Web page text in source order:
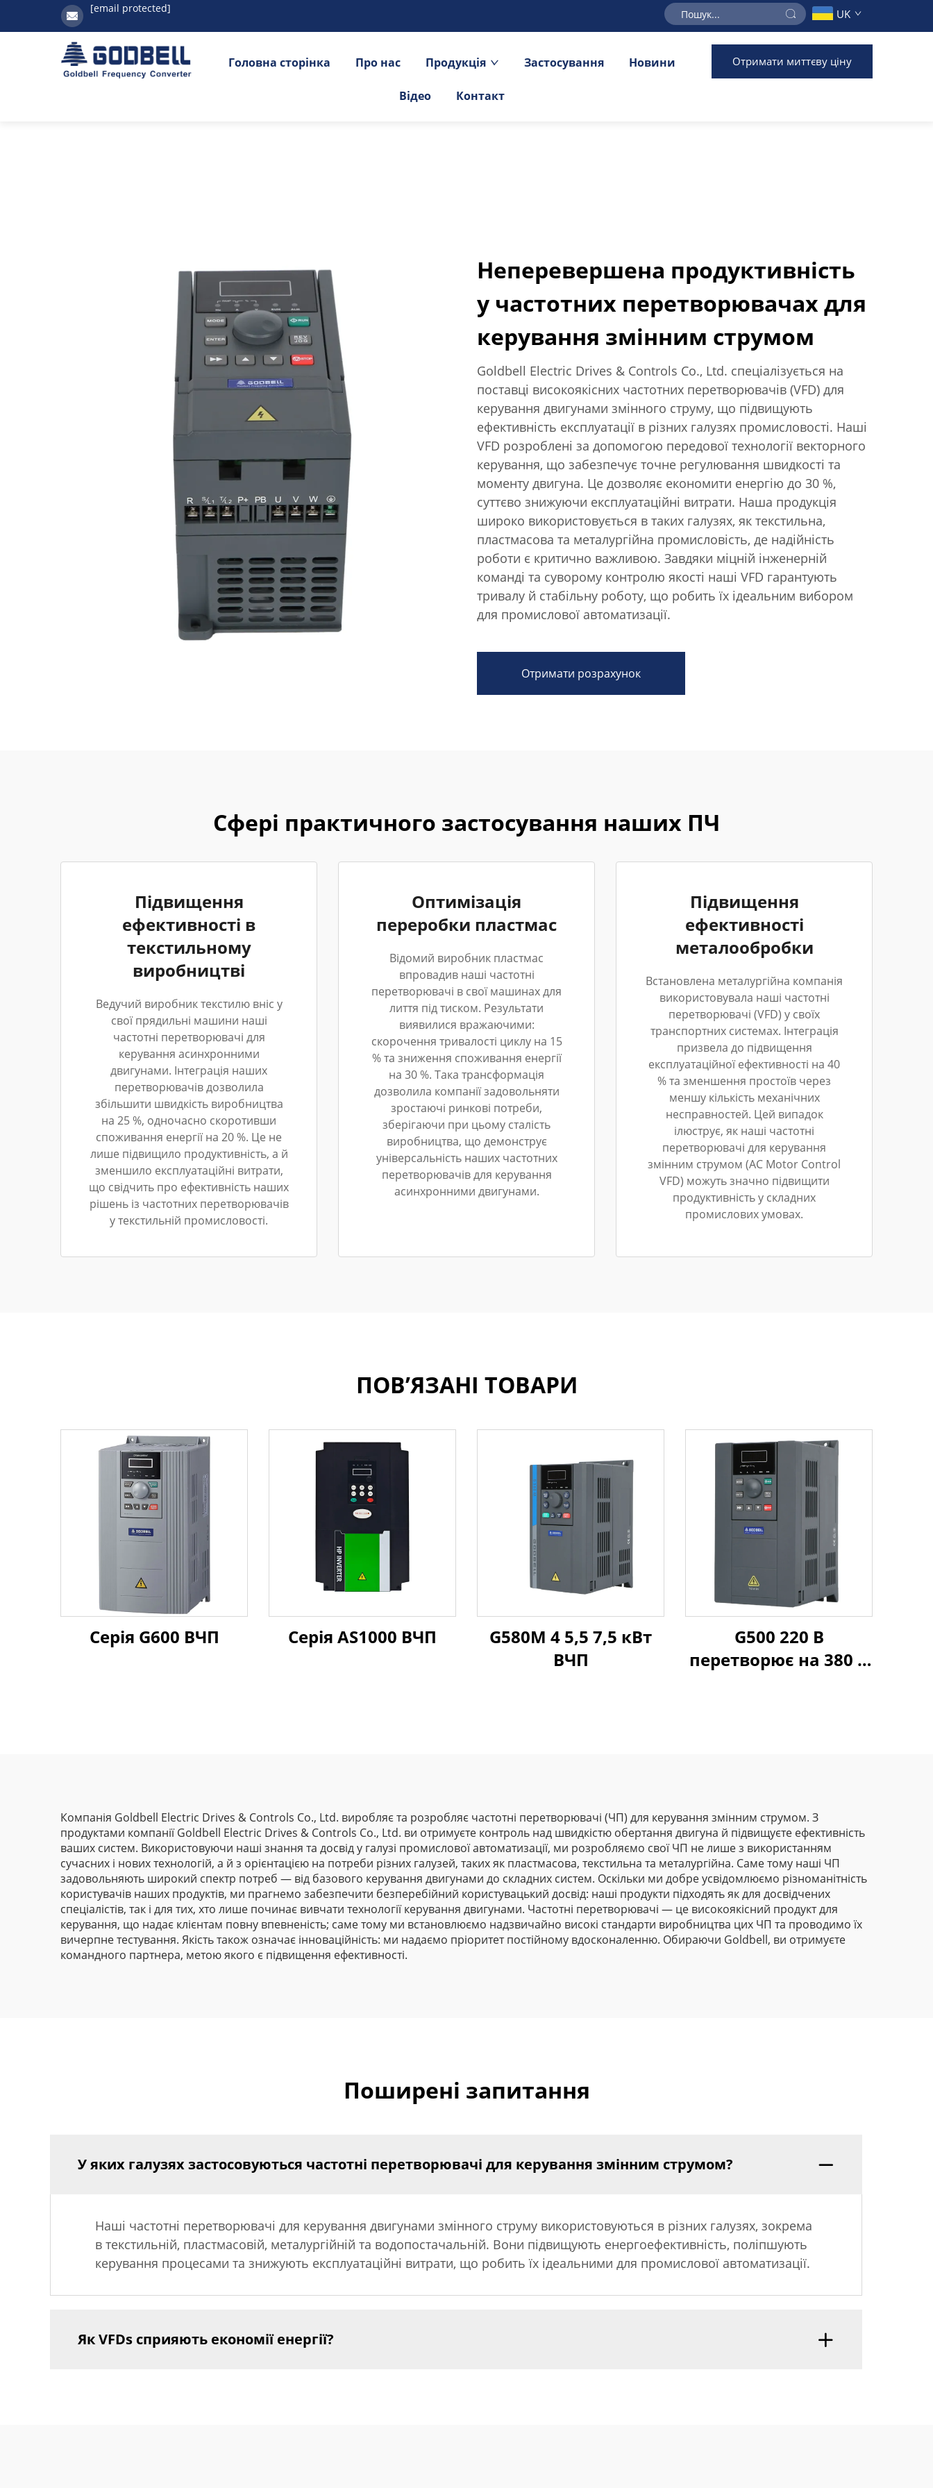
[email protected] UK
Головна сторінка Про нас Продукція Застосування Новини
Відео Контакт
Отримати миттєву ціну
Неперевершена продуктивність
у частотних перетворювачах для
керування змінним струмом
Goldbell Electric Drives & Controls Co., Ltd. спеціалізується на
поставці високоякісних частотних перетворювачів (VFD) для
керування двигунами змінного струму, що підвищують
ефективність експлуатації в різних галузях промисловості. Наші
VFD розроблені за допомогою передової технології векторного
керування, що забезпечує точне регулювання швидкості та
моменту двигуна. Це дозволяє економити енергію до 30 %,
суттєво знижуючи експлуатаційні витрати. Наша продукція
широко використовується в таких галузях, як текстильна,
пластмасова та металургійна промисловість, де надійність
роботи є критично важливою. Завдяки міцній інженерній
команді та суворому контролю якості наші VFD гарантують
тривалу й стабільну роботу, що робить їх ідеальним вибором
для промислової автоматизації.
Отримати розрахунок
Сфері практичного застосування наших ПЧ
Підвищення
ефективності в
текстильному
виробництві
Ведучий виробник текстилю вніс у
свої прядильні машини наші
частотні перетворювачі для
керування асинхронними
двигунами. Інтеграція наших
перетворювачів дозволила
збільшити швидкість виробництва
на 25 %, одночасно скоротивши
споживання енергії на 20 %. Це не
лише підвищило продуктивність, а й
зменшило експлуатаційні витрати,
що свідчить про ефективність наших
рішень із частотних перетворювачів
у текстильній промисловості.
Оптимізація
переробки пластмас
Відомий виробник пластмас
впровадив наші частотні
перетворювачі в свої машинах для
лиття під тиском. Результати
виявилися вражаючими:
скорочення тривалості циклу на 15
% та зниження споживання енергії
на 30 %. Така трансформація
дозволила компанії задовольняти
зростаючі ринкові потреби,
зберігаючи при цьому сталість
виробництва, що демонструє
універсальність наших частотних
перетворювачів для керування
асинхронними двигунами.
Підвищення
ефективності
металообробки
Встановлена металургійна компанія
використовувала наші частотні
перетворювачі (VFD) у своїх
транспортних системах. Інтеграція
призвела до підвищення
експлуатаційної ефективності на 40
% та зменшення простоїв через
меншу кількість механічних
несправностей. Цей випадок
ілюструє, як наші частотні
перетворювачі для керування
змінним струмом (AC Motor Control
VFD) можуть значно підвищити
продуктивність у складних
промислових умовах.
ПОВ’ЯЗАНІ ТОВАРИ
Серія G600 ВЧП Серія AS1000 ВЧП
G580M 4 5,5 7,5 кВт
ВЧП
G500 220 В
перетворює на 380 В
Компанія Goldbell Electric Drives & Controls Co., Ltd. виробляє та розробляє частотні перетворювачі (ЧП) для керування змінним струмом. З
продуктами компанії Goldbell Electric Drives & Controls Co., Ltd. ви отримуєте контроль над швидкістю обертання двигуна й підвищуєте ефективність
ваших систем. Використовуючи наші знання та досвід у галузі промислової автоматизації, ми розробляємо свої ЧП не лише з використанням
сучасних і нових технологій, а й з орієнтацією на потреби різних галузей, таких як пластмасова, текстильна та металургійна. Саме тому наші ЧП
задовольняють широкий спектр потреб — від базового керування двигунами до складних систем. Оскільки ми добре усвідомлюємо різноманітність
користувачів наших продуктів, ми прагнемо забезпечити безперебійний користувацький досвід: наші продукти підходять як для досвідчених
спеціалістів, так і для тих, хто лише починає вивчати технології керування двигунами. Частотні перетворювачі — це високоякісний продукт для
керування, що надає клієнтам повну впевненість; саме тому ми встановлюємо надзвичайно високі стандарти виробництва цих ЧП та проводимо їх
вичерпне тестування. Якість також означає інноваційність: ми надаємо пріоритет постійному вдосконаленню. Обираючи Goldbell, ви отримуєте
командного партнера, метою якого є підвищення ефективності.
Поширені запитання
У яких галузях застосовуються частотні перетворювачі для керування змінним струмом?
Наші частотні перетворювачі для керування двигунами змінного струму використовуються в різних галузях, зокрема
в текстильній, пластмасовій, металургійній та водопостачальній. Вони підвищують енергоефективність, поліпшують
керування процесами та знижують експлуатаційні витрати, що робить їх ідеальними для промислової автоматизації.
Як VFDs сприяють економії енергії?